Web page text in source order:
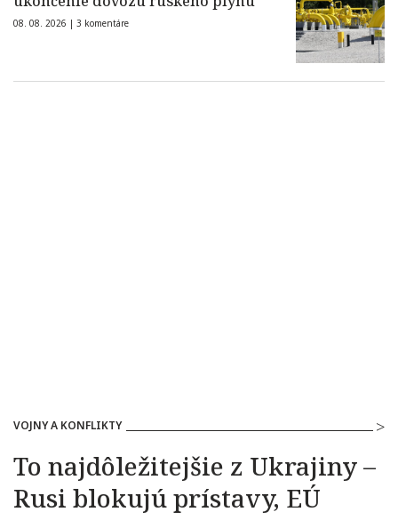
08. 08. 2026 | 3 komentáre
VOJNY A KONFLIKTY
To najdôležitejšie z Ukrajiny –
Rusi blokujú prístavy, EÚ